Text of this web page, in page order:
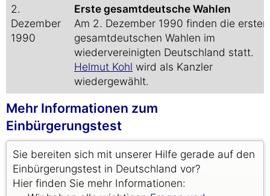
2.
Dezember
1990
Erste gesamtdeutsche Wahlen
Am 2. Dezember 1990 finden die ersten
gesamtdeutschen Wahlen im
wiedervereinigten Deutschland statt.
Helmut Kohl wird als Kanzler
wiedergewählt.
Mehr Informationen zum
Einbürgerungstest
Sie bereiten sich mit unserer Hilfe gerade auf den
Einbürgerungstest in Deutschland vor?
Hier finden Sie mehr Informationen: